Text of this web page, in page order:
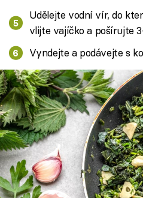
Udělejte vodní vír, do
vlijte vajíčko a pošírujte
Vyndejte a podávejte s